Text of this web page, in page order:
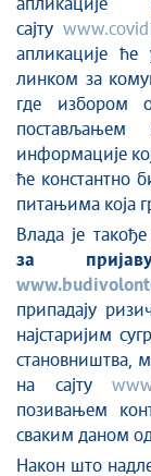
сајту
апликације
линком за
где избором
постављањем
информације
ће константно
питањима која
Влада је
за
припадају
најстаријим
становништва,
на сајту
позивањем
сваким даном
Након што